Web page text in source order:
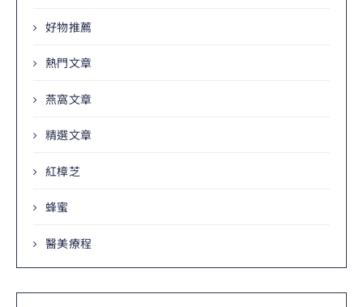
好物推薦
熱門文章
燕窩文章
精選文章
紅樟芝
蜂蜜
醫美療程